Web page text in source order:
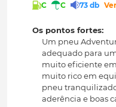
C C 73 db
Os pontos fortes:
Um pneu
adequado para
muito eficiente
muito rico em
pneu
aderência e boas